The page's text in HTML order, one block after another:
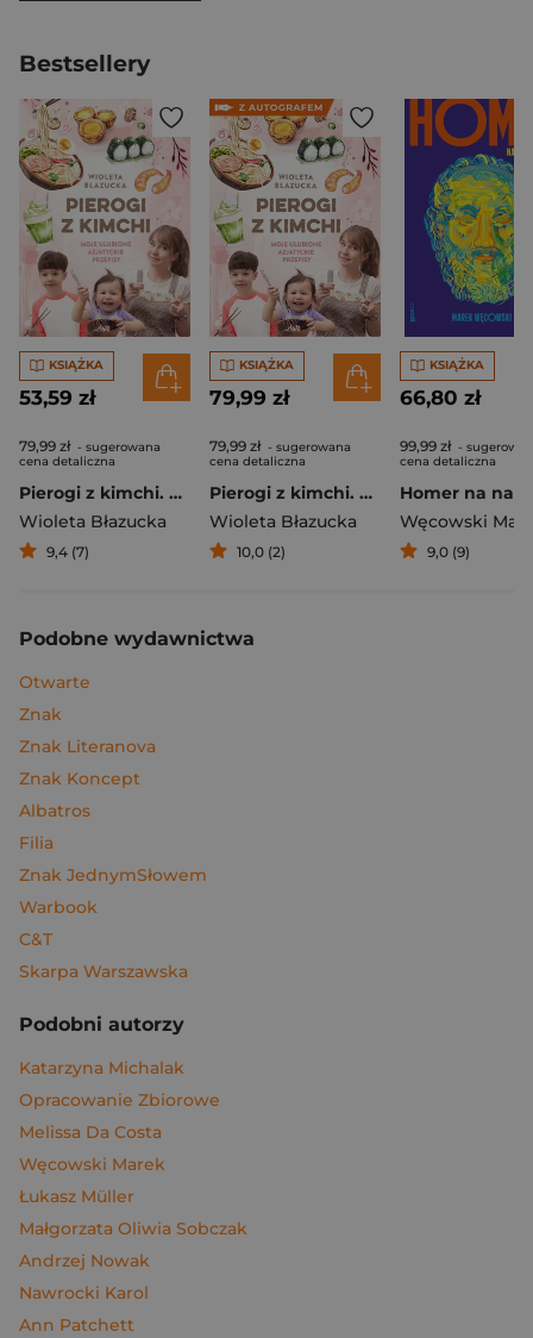
Bestsellery
KSIĄŻKA
53,59 zł
79,99 zł - sugerowana
cena detaliczna
Pierogi z kimchi. Moje ulubione azjatyckie przepisy
Wioleta Błazucka
9,4 (7)
KSIĄŻKA
79,99 zł
79,99 zł - sugerowana
cena detaliczna
Pierogi z kimchi. Moje ulubione azjatyckie przepisy - książka z autografem
Wioleta Błazucka
10,0 (2)
KSIĄŻKA
66,80 zł
99,99 zł -
cena detaliczna
Węcowski
9,0 (9)
Podobne wydawnictwa
Otwarte
Znak
Znak Literanova
Znak Koncept
Albatros
Filia
Znak JednymSłowem
Warbook
C&T
Skarpa Warszawska
Podobni autorzy
Katarzyna Michalak
Opracowanie Zbiorowe
Melissa Da Costa
Węcowski Marek
Łukasz Müller
Małgorzata Oliwia Sobczak
Andrzej Nowak
Nawrocki Karol
Ann Patchett